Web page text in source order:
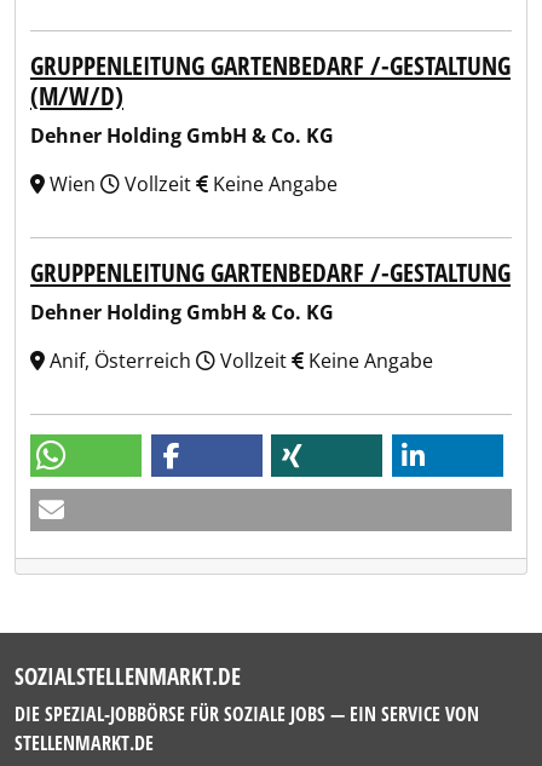
GRUPPENLEITUNG GARTENBEDARF /-GESTALTUNG
(M/W/D)
Dehner Holding GmbH & Co. KG
Wien
Vollzeit Keine Angabe
GRUPPENLEITUNG GARTENBEDARF /-GESTALTUNG
Dehner Holding GmbH & Co. KG
Anif, Österreich
Vollzeit Keine Angabe
SOZIALSTELLENMARKT.DE
DIE SPEZIAL-JOBBÖRSE FÜR SOZIALE JOBS — EIN SERVICE VON
STELLENMARKT.DE